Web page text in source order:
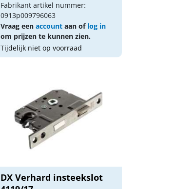
Fabrikant artikel nummer:
0913p009796063
Vraag eenaccount aan of log in
om prijzen te kunnen zien.
Tijdelijk niet op voorraad
DX Verhard insteekslot